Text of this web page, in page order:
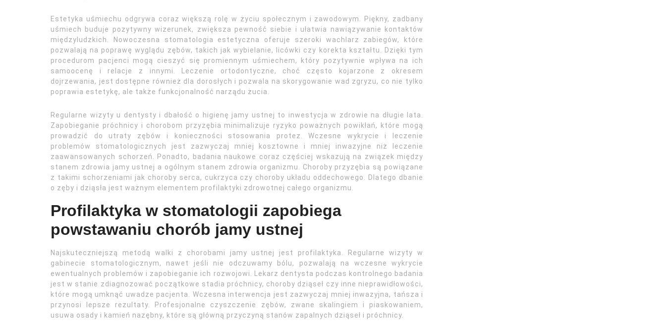
Estetyka uśmiechu odgrywa coraz większą rolę w życiu społecznym i zawodowym. Piękny, zadbany
uśmiech buduje pozytywny wizerunek, zwiększa pewność siebie i ułatwia nawiązywanie kontaktów
międzyludzkich. Nowoczesna stomatologia estetyczna oferuje szeroki wachlarz zabiegów, które
pozwalają na poprawę wyglądu zębów, takich jak wybielanie, licówki czy korekta kształtu. Dzięki tym
procedurom pacjenci mogą cieszyć się promiennym uśmiechem, który pozytywnie wpływa na ich
samoocenę i relacje z innymi. Leczenie ortodontyczne, choć często kojarzone z okresem
dojrzewania, jest dostępne również dla dorosłych i pozwala na skorygowanie wad zgryzu, co nie tylko
poprawia estetykę, ale także funkcjonalność narządu żucia.
Regularne wizyty u dentysty i dbałość o higienę jamy ustnej to inwestycja w zdrowie na długie lata.
Zapobieganie próchnicy i chorobom przyzębia minimalizuje ryzyko poważnych powikłań, które mogą
prowadzić do utraty zębów i konieczności stosowania protez. Wczesne wykrycie i leczenie
problemów stomatologicznych jest zazwyczaj mniej kosztowne i mniej inwazyjne niż leczenie
zaawansowanych schorzeń. Ponadto, badania naukowe coraz częściej wskazują na związek między
stanem zdrowia jamy ustnej a ogólnym stanem zdrowia organizmu. Choroby przyzębia są powiązane
z takimi schorzeniami jak choroby serca, cukrzyca czy choroby układu oddechowego. Dlatego dbanie
o zęby i dziąsła jest ważnym elementem profilaktyki zdrowotnej całego organizmu.
Profilaktyka w stomatologii zapobiega
powstawaniu chorób jamy ustnej
Najskuteczniejszą metodą walki z chorobami jamy ustnej jest profilaktyka. Regularne wizyty w
gabinecie stomatologicznym, nawet jeśli nie odczuwamy bólu, pozwalają na wczesne wykrycie
ewentualnych problemów i zapobieganie ich rozwojowi. Lekarz dentysta podczas kontrolnego badania
jest w stanie zdiagnozować początkowe stadia próchnicy, choroby dziąseł czy inne nieprawidłowości,
które mogą umknąć uwadze pacjenta. Wczesna interwencja jest zazwyczaj mniej inwazyjna, tańsza i
przynosi lepsze rezultaty. Profesjonalne czyszczenie zębów, zwane skalingiem i piaskowaniem,
usuwa osady i kamień nazębny, które są główną przyczyną stanów zapalnych dziąseł i próchnicy.